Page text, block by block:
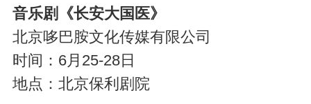
音乐剧《长安大国医》
北京哆巴胺文化传媒有限公司
时间：6月25-28日
地点：北京保利剧院